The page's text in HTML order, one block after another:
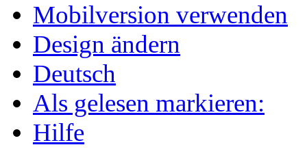
Mobilversion verwenden
Design ändern
Deutsch
Als gelesen markieren:
Hilfe